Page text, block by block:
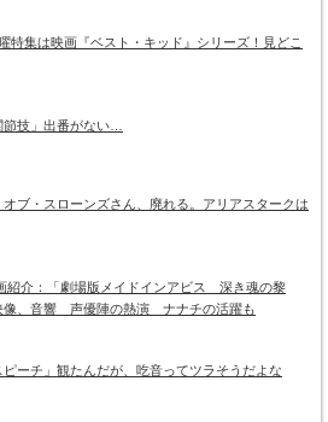
特集は映画『ベスト・キッド』シリーズ！見どこ
技」出番がない…
オブ・スローンズさん、廃れる。アリアスタークは
紹介：「劇場版メイドインアビス 深き魂の黎
、音響 声優陣の熱演 ナナチの活躍も
ーチ」観たんだが、吃音ってツラそうだよな